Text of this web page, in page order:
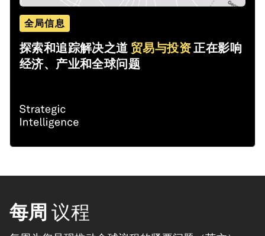
全局信息
探索和追踪解决之道 贸易与投资正在影响
经济、产业和全球问题
每周 议程